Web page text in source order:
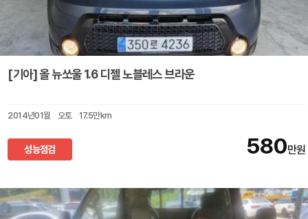
[기아] 올 뉴쏘울 1.6 디젤 노블레스 브라운
2014년01월 오토 17.5만km
성능점검 580만원